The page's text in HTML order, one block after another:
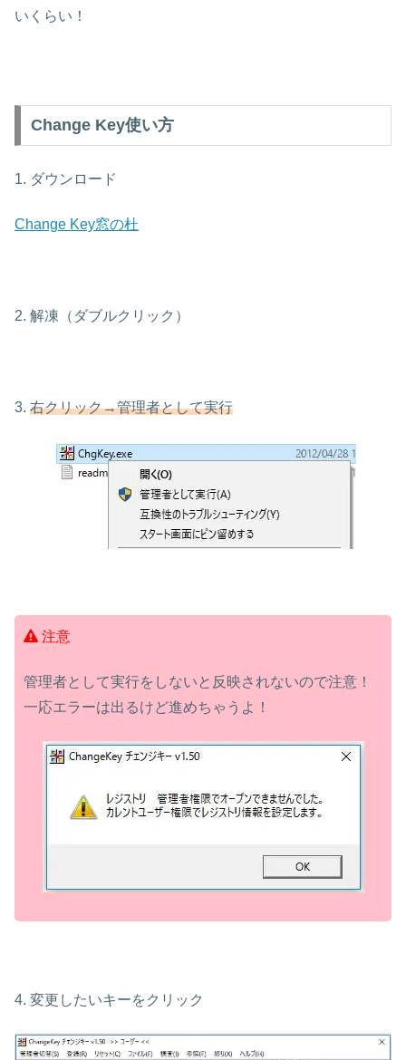
いくらい！
Change Key使い方
1. ダウンロード
Change Key窓の杜
2. 解凍（ダブルクリック）
3. 右クリック→管理者として実行
注意
管理者として実行をしないと反映されないので注意！
一応エラーは出るけど進めちゃうよ！
4. 変更したいキーをクリック